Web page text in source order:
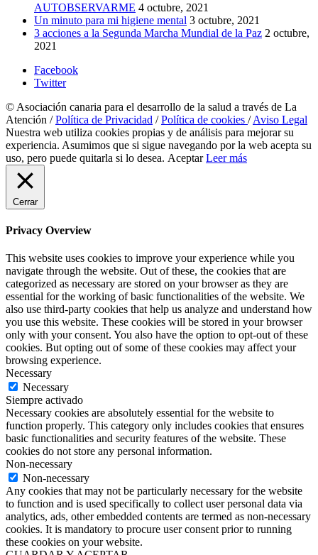
AUTOBSERVARME 4 octubre, 2021
Un minuto para mi higiene mental 3 octubre, 2021
3 acciones a la Segunda Marcha Mundial de la Paz 2 octubre,
2021
Facebook
Twitter
© Asociación canaria para el desarrollo de la salud a través de La
Atención /Política de Privacidad /Política de cookies /Aviso Legal
Nuestra web utiliza cookies propias y de análisis para mejorar su
experiencia. Asumimos que si sigue navegando por la web acepta su
uso, pero puede quitarla si lo desea. Aceptar Leer más
Cerrar
Privacy Overview
This website uses cookies to improve your experience while you
navigate through the website. Out of these, the cookies that are
categorized as necessary are stored on your browser as they are
essential for the working of basic functionalities of the website. We
also use third-party cookies that help us analyze and understand how
you use this website. These cookies will be stored in your browser
only with your consent. You also have the option to opt-out of these
cookies. But opting out of some of these cookies may affect your
browsing experience.
Necessary
Necessary
Siempre activado
Necessary cookies are absolutely essential for the website to
function properly. This category only includes cookies that ensures
basic functionalities and security features of the website. These
cookies do not store any personal information.
Non-necessary
Non-necessary
Any cookies that may not be particularly necessary for the website
to function and is used specifically to collect user personal data via
analytics, ads, other embedded contents are termed as non-necessary
cookies. It is mandatory to procure user consent prior to running
these cookies on your website.